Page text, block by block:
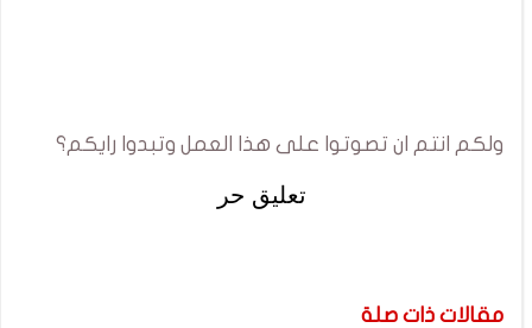
ولكم انتم ان تصوتوا على هذا العمل وتبدوا رايكم؟
تعليق حر
مقالات ذات صلة